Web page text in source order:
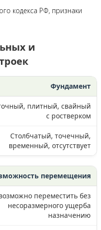
кодекса РФ, признаки
и
Фундамент
плитный, свайный
с ростверком
Столбчатый, точечный,
временный, отсутствует
перемещения
переместить без
несоразмерного ущерба
назначению